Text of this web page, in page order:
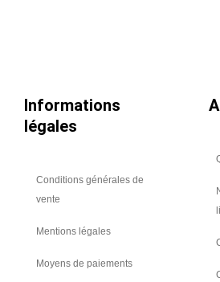
Informations
légales
Conditions générales de
vente
Mentions légales
Moyens de paiements